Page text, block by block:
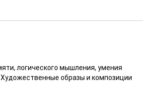
логического мышления, умения
образы и композиции